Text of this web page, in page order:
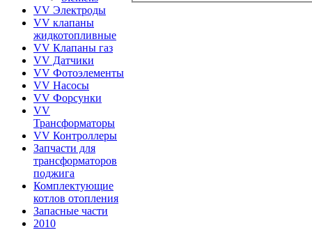
VV Электроды
VV клапаны
жидкотопливные
VV Клапаны газ
VV Датчики
VV Фотоэлементы
VV Насосы
VV Форсунки
VV
Трансформаторы
VV Контроллеры
Запчасти для
трансформаторов
поджига
Комплектующие
котлов отопления
Запасные части
2010